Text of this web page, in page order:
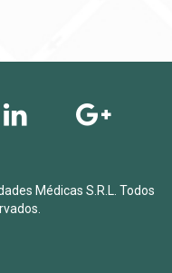
Médicas S.R.L. Todos